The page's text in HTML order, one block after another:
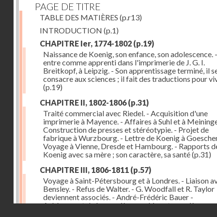
PAGE DE TITRE
TABLE DES MATIÈRES (p.r13)
INTRODUCTION (p.1)
CHAPITRE Ier, 1774-1802 (p.19)
Naissance de Koenig, son enfance, son adolescence.
entre comme apprenti dans l'imprimerie de J. G. I.
Breitkopf, à Leipzig. - Son apprentissage terminé, il
consacre aux sciences ; il fait des traductions pour
(p.19)
CHAPITRE II, 1802-1806(p.31)
Traité commercial avec Riedel. - Acquisition d'une
imprimerie à Mayence. - Affaires à Suhl et à
Construction de presses et stéréotypie. - Projet de
fabrique à Wurzbourg. - Lettre de Koenig à
Voyage à Vienne, Dresde et Hambourg. - Rapports
Koenig avec sa mère ; son caractère, sa santé(p.31)
CHAPITRE III, 1806-1811 (p.57)
Voyage à Saint-Pétersbourg et à Londres. - Liaison
Bensley. - Refus de Walter. - G. Woodfall et R. Taylor
deviennent associés. - André-Frédéric Bauer -
Achèvement de la première machine et premières